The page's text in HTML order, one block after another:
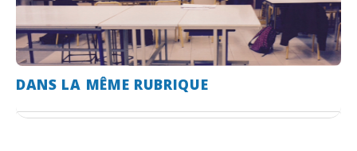
DANS LA MÊME RUBRIQUE